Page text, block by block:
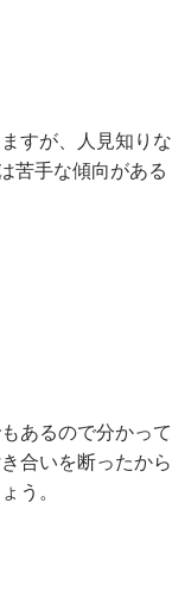
すが、人見知りな
苦手な傾向がある
あるので分かって
合いを断ったから
う。